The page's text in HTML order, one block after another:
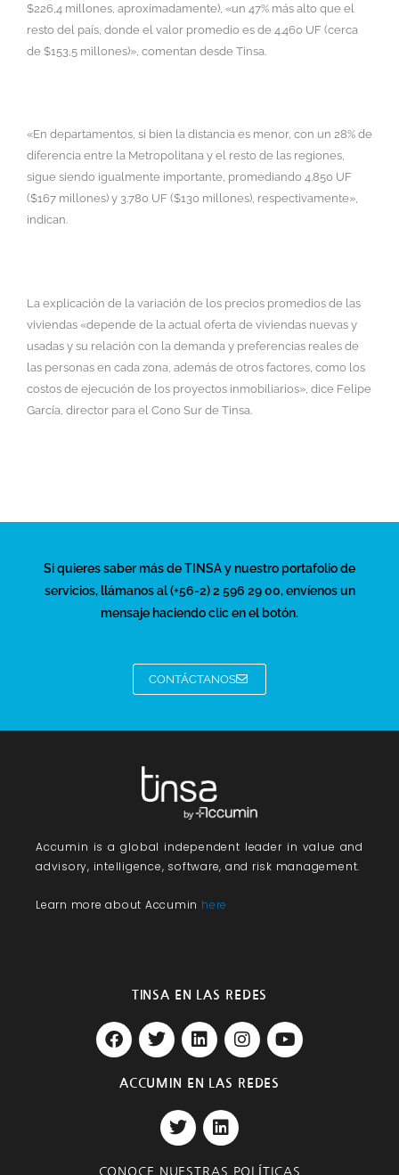
$226,4 millones, aproximadamente), «un 47% más alto que el
resto del país, donde el valor promedio es de 4.460 UF (cerca
de $153,5 millones)», comentan desde Tinsa.
«En departamentos, si bien la distancia es menor, con un 28% de
diferencia entre la Metropolitana y el resto de las regiones,
sigue siendo igualmente importante, promediando 4.850 UF
($167 millones) y 3.780 UF ($130 millones), respectivamente»,
indican.
La explicación de la variación de los precios promedios de las
viviendas «depende de la actual oferta de viviendas nuevas y
usadas y su relación con la demanda y preferencias reales de
las personas en cada zona, además de otros factores, como los
costos de ejecución de los proyectos inmobiliarios», dice Felipe
García, director para el Cono Sur de Tinsa.
Si quieres saber más de TINSA y nuestro portafolio de
servicios, llámanos al (+56-2) 2 596 29 00, envíenos un
mensaje haciendo clic en el botón.
CONTÁCTANOS
Accumin is a global independent leader in value and
advisory, intelligence, software, and risk management.
Learn more about Accumin here
TINSA EN LAS REDES
F
a
e
T
w
t
e
r
L
i
k
d
I
n
t
Y
o
ACCUMIN EN LAS REDES
T
w
L
i
CONOCE NUESTRAS POLÍTICAS